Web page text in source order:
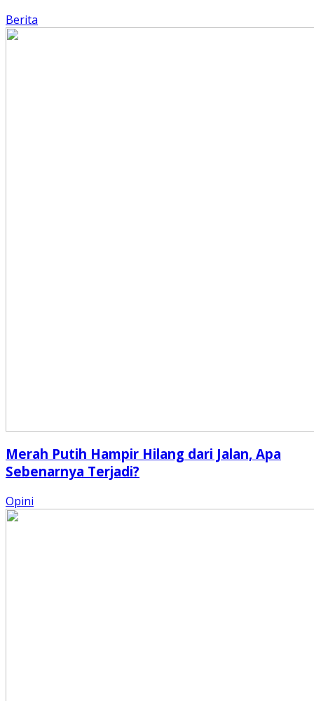
Berita
Merah Putih Hampir Hilang dari Jalan, Apa
Sebenarnya Terjadi?
Opini